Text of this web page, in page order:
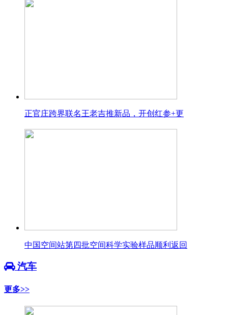
正官庄跨界联名王老吉推新品，开创红参+更
中国空间站第四批空间科学实验样品顺利返回
汽车
更多>>